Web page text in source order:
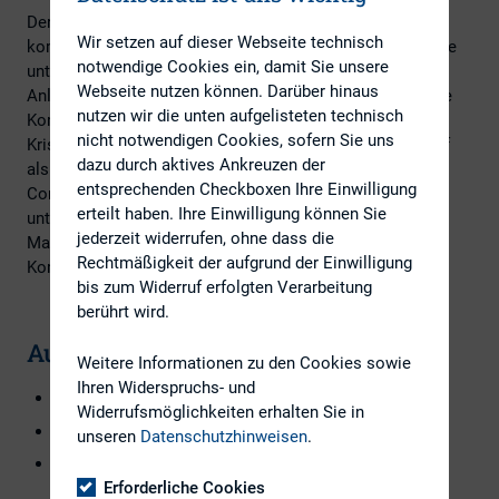
Der IR-Manager muss hierbei ein hohes Maß an
kommunikativem Geschick mitbringen, da jede Zielgruppe
unterschiedliche Interessen, Erwartungen und
Anlagevorstellungen hat. Denn nur über die angemessene
Kommunikation nach innen und außen kann – auch in
Krisenzeiten – sowohl der Eigen- und Fremdkapitalbedarf
als auch das Image des Unternehmens in der Financial
Community langfristig gesichert werden. Sie dabei zu
unterstützen, diesen hohen Anforderungen eines IR-
Managers gerecht zu werden, ist das Ziel dieses
Kompaktkurses.
Auszug der vorläufigen Agenda
Die Funktion Investor Relations im Unternehmen
Zielgruppen der Investor Relations
Relations?
Wir setzen auf dieser Webseite technisch
notwendige Cookies ein, damit Sie unsere
Webseite nutzen können. Darüber hinaus
nutzen wir die unten aufgelisteten technisch
nicht notwendigen Cookies, sofern Sie uns
dazu durch aktives Ankreuzen der
entsprechenden Checkboxen Ihre Einwilligung
erteilt haben. Ihre Einwilligung können Sie
jederzeit widerrufen, ohne dass die
Rechtmäßigkeit der aufgrund der Einwilligung
bis zum Widerruf erfolgten Verarbeitung
berührt wird.
Weitere Informationen zu den Cookies sowie
Ihren Widerspruchs- und
Widerrufsmöglichkeiten erhalten Sie in
unseren Datenschutzhinweisen.
Erforderliche Cookies